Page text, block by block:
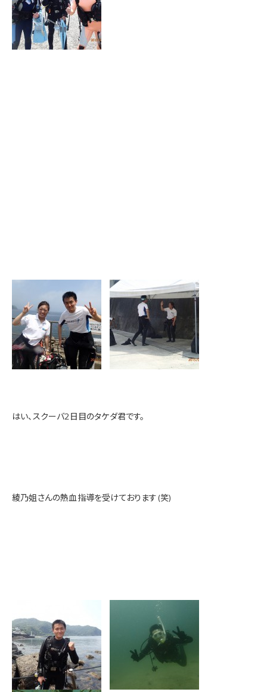
はい、スクーバ2日目のタケダ君です。
綾乃姐さんの熱血指導を受けております(笑)